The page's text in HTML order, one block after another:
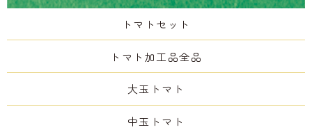
トマトセット
トマト加工品全品
大玉トマト
中玉トマト